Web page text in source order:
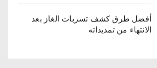
أفضل طرق كشف تسربات الغاز بعد
الانتهاء من تمديداته